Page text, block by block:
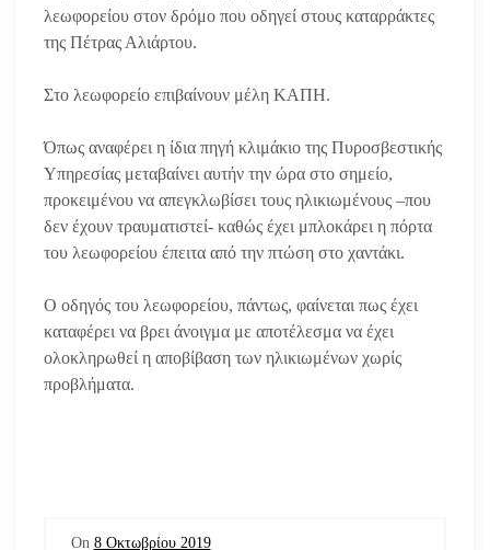
λεωφορείου στον δρόμο που οδηγεί στους καταρράκτες
της Πέτρας Αλιάρτου.
Στο λεωφορείο επιβαίνουν μέλη ΚΑΠΗ.
Όπως αναφέρει η ίδια πηγή κλιμάκιο της Πυροσβεστικής
Υπηρεσίας μεταβαίνει αυτήν την ώρα στο σημείο,
προκειμένου να απεγκλωβίσει τους ηλικιωμένους –που
δεν έχουν τραυματιστεί- καθώς έχει μπλοκάρει η πόρτα
του λεωφορείου έπειτα από την πτώση στο χαντάκι.
Ο οδηγός του λεωφορείου, πάντως, φαίνεται πως έχει
καταφέρει να βρει άνοιγμα με αποτέλεσμα να έχει
ολοκληρωθεί η αποβίβαση των ηλικιωμένων χωρίς
προβλήματα.
On 8 Οκτωβρίου 2019